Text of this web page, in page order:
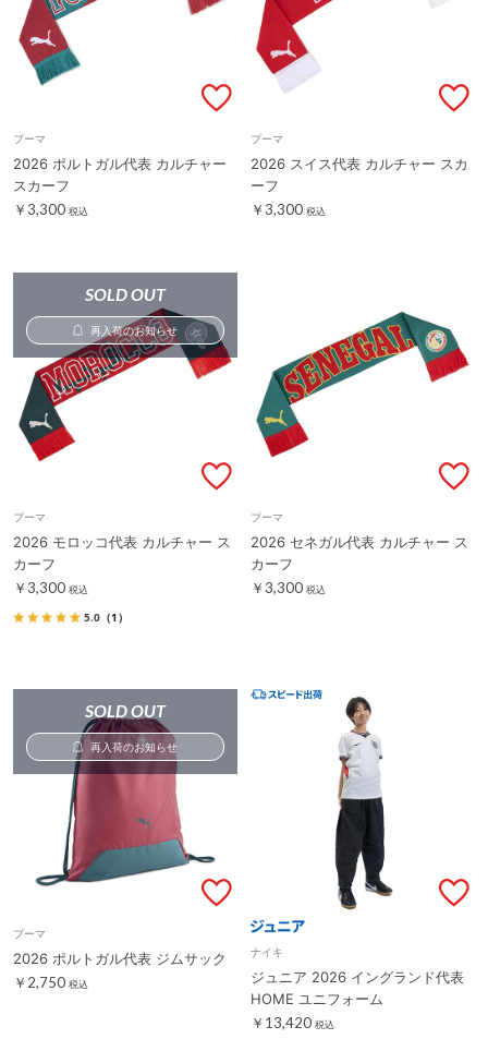
プーマ
2026 ポルトガル代表 カルチャー
スカーフ
￥3,300 税込
プーマ
2026 スイス代表 カルチャー スカ
ーフ
￥3,300 税込
SOLD OUT
再入荷のお知らせ
プーマ
2026 モロッコ代表 カルチャー ス
カーフ
￥3,300 税込
5.0 （1）
プーマ
2026 セネガル代表 カルチャー ス
カーフ
￥3,300 税込
SOLD OUT
再入荷のお知らせ
プーマ
2026 ポルトガル代表 ジムサック
￥2,750 税込
ナイキ
ジュニア 2026 イングランド代表
HOME ユニフォーム
￥13,420 税込